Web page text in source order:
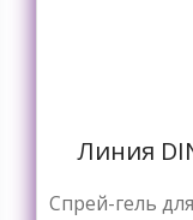
Линия
Спрей-гель